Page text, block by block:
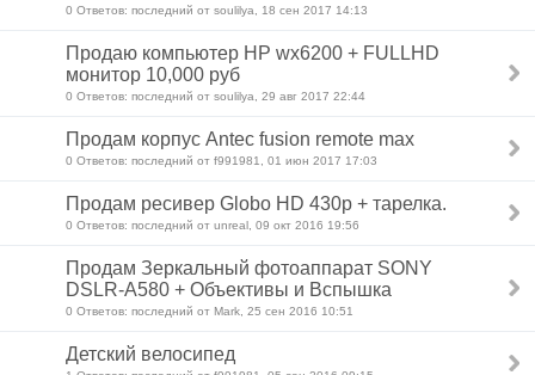
0 Ответов: последний от soulilya, 18 сен 2017 14:13
Продаю компьютер HP wx6200 + FULLHD
монитор 10,000 руб
0 Ответов: последний от soulilya, 29 авг 2017 22:44
Продам корпус Antec fusion remote max
0 Ответов: последний от f991981, 01 июн 2017 17:03
Продам ресивер Globo HD 430p + тарелка.
0 Ответов: последний от unreal, 09 окт 2016 19:56
Продам Зеркальный фотоаппарат SONY
DSLR-A580 + Объективы и Вспышка
0 Ответов: последний от Mark, 25 сен 2016 10:51
Детский велосипед